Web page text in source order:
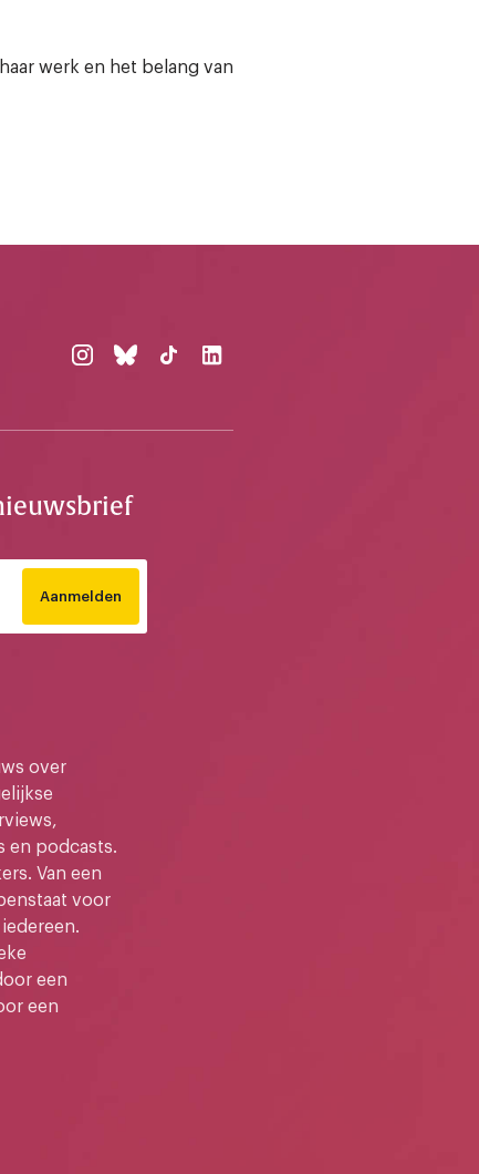
werk en het belang van
Aanmelden
over
en podcasts.
Van een
voor
een
een